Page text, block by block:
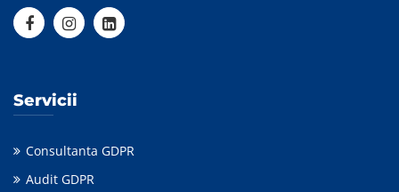
Servicii
Consultanta GDPR
Audit GDPR